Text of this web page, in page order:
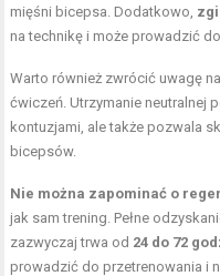
mięśni bicepsa. Dodatkowo,
na technikę i może prowadzić
Warto również zwrócić uwagę na
ćwiczeń. Utrzymanie neutralnej
kontuzjami, ale także pozwala
bicepsów.
Nie można zapominać o
jak sam trening. Pełne
zazwyczaj trwa od 24 do 72
prowadzić do przetrenowania i